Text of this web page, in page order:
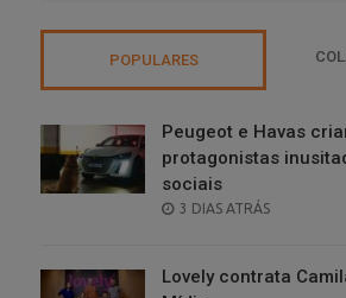
POPULARES
Peugeot e Havas
protagonistas
sociais
POSTED
3 DIAS ATRÁS
Lovely contrata